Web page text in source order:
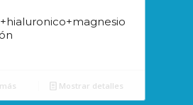
Mostrar detalles